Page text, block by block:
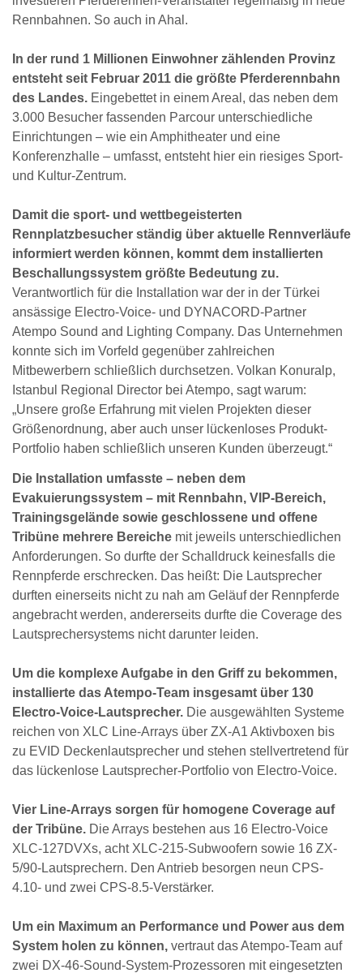
Rennbahnen. So auch in Ahal.
In der rund 1 Millionen Einwohner zählenden Provinz
entsteht seit Februar 2011 die größte Pferderennbahn
des Landes. Eingebettet in einem Areal, das neben dem
3.000 Besucher fassenden Parcour unterschiedliche
Einrichtungen – wie ein Amphitheater und eine
Konferenzhalle – umfasst, entsteht hier ein riesiges Sport-
und Kultur-Zentrum.
Damit die sport- und wettbegeisterten
Rennplatzbesucher ständig über aktuelle Rennverläufe
informiert werden können, kommt dem installierten
Beschallungssystem größte Bedeutung zu.
Verantwortlich für die Installation war der in der Türkei
ansässige Electro-Voice- und DYNACORD-Partner
Atempo Sound and Lighting Company. Das Unternehmen
konnte sich im Vorfeld gegenüber zahlreichen
Mitbewerbern schließlich durchsetzen. Volkan Konuralp,
Istanbul Regional Director bei Atempo, sagt warum:
„Unsere große Erfahrung mit vielen Projekten dieser
Größenordnung, aber auch unser lückenloses Produkt-
Portfolio haben schließlich unseren Kunden überzeugt.“
Die Installation umfasste – neben dem
Evakuierungssystem – mit Rennbahn, VIP-Bereich,
Trainingsgelände sowie geschlossene und offene
Tribüne mehrere Bereiche mit jeweils unterschiedlichen
Anforderungen. So durfte der Schalldruck keinesfalls die
Rennpferde erschrecken. Das heißt: Die Lautsprecher
durften einerseits nicht zu nah am Geläuf der Rennpferde
angebracht werden, andererseits durfte die Coverage des
Lautsprechersystems nicht darunter leiden.
Um die komplexe Aufgabe in den Griff zu bekommen,
installierte das Atempo-Team insgesamt über 130
Electro-Voice-Lautsprecher. Die ausgewählten Systeme
reichen von XLC Line-Arrays über ZX-A1 Aktivboxen bis
zu EVID Deckenlautsprecher und stehen stellvertretend für
das lückenlose Lautsprecher-Portfolio von Electro-Voice.
Vier Line-Arrays sorgen für homogene Coverage auf
der Tribüne. Die Arrays bestehen aus 16 Electro-Voice
XLC-127DVXs, acht XLC-215-Subwoofern sowie 16 ZX-
5/90-Lautsprechern. Den Antrieb besorgen neun CPS-
4.10- und zwei CPS-8.5-Verstärker.
Um ein Maximum an Performance und Power aus dem
System holen zu können, vertraut das Atempo-Team auf
zwei DX-46-Sound-System-Prozessoren mit eingesetzten